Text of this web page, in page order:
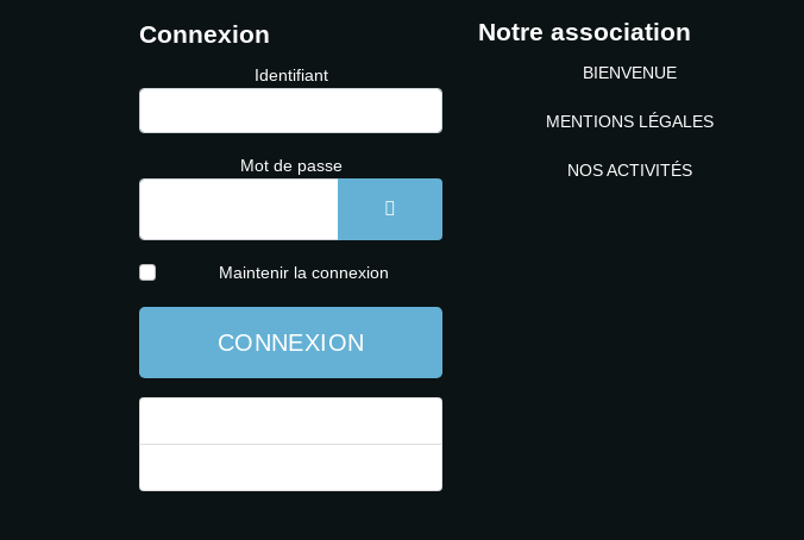
Connexion
Identifiant
Mot de passe
AFFICHER LE MOT DE PASSE
Maintenir la connexion
CONNEXION
Notre association
BIENVENUE
MENTIONS LÉGALES
NOS ACTIVITÉS